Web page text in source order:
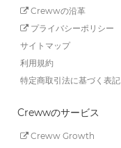
Crewwの沿革
プライバシーポリシー
サイトマップ
利用規約
特定商取引法に基づく表記
Crewwのサービス
Creww Growth